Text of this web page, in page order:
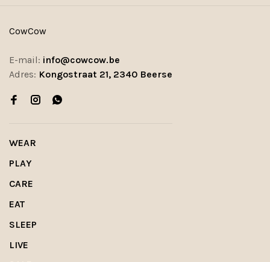
CowCow
E-mail: info@cowcow.be
Adres: Kongostraat 21, 2340 Beerse
WEAR
PLAY
CARE
EAT
SLEEP
LIVE